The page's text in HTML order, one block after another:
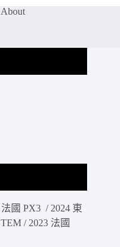
About
國 PX3 / 2024 東
/ 2023 法國